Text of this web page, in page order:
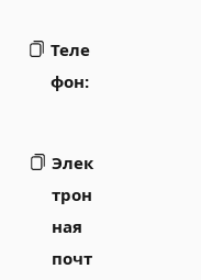
Теле
фон:
Элек
трон
ная
почт